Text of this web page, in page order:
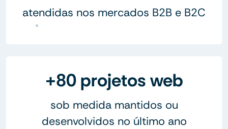
atendidas nos mercados B2B e B2C
+80 projetos web
sob medida mantidos ou
desenvolvidos no último ano